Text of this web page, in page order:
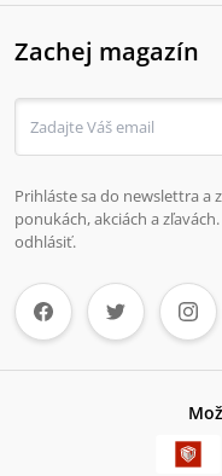
Zachej magazín
Prihláste sa do newslettra a
ponukách, akciách a
odhlásiť.